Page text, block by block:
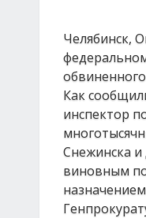
Челябинск,
Как
инспектор
Снежинска
виновным